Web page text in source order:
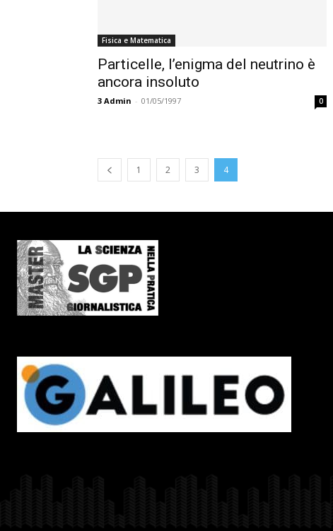
Fisica e Matematica
Particelle, l’enigma del neutrino è
ancora insoluto
3 Admin - 01/05/1997 0
1 2 3 4